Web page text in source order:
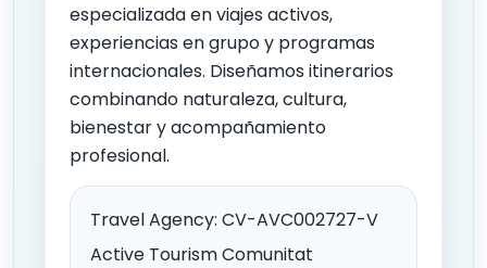
especializada en viajes activos,
experiencias en grupo y programas
internacionales. Diseñamos itinerarios
combinando naturaleza, cultura,
bienestar y acompañamiento
profesional.
Travel Agency: CV-AVC002727-V
Active Tourism Comunitat